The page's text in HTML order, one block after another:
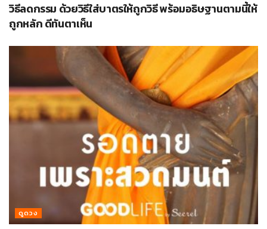
วิธีลดกรรม ด้วยวิธีใส่บาตรให้ถูกวิธี พร้อมอธิษฐานตามนี้ให้
ถูกหลัก ดีทันตาเห็น
ดูดวง